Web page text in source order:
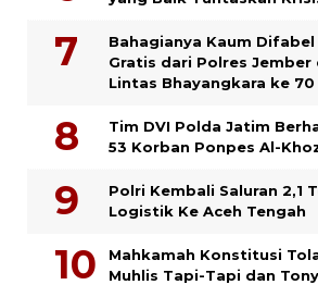
Bahagianya Kaum Difabel
Gratis dari Polres Jember
Lintas Bhayangkara ke 70
Tim DVI Polda Jatim
53 Korban Ponpes Al-
Polri Kembali Saluran 2,1
Logistik Ke Aceh Tengah
Mahkamah Konstitusi
Muhlis Tapi-Tapi dan